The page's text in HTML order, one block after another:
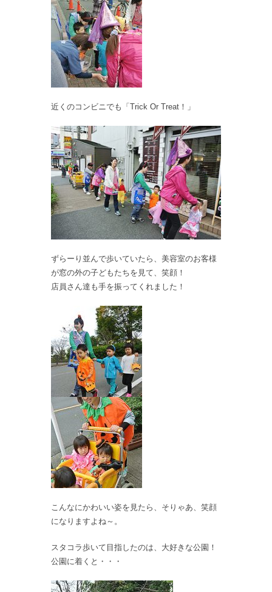
近くのコンビニでも「Trick Or Treat！」
ずらーり並んで歩いていたら、美容室のお客様
が窓の外の子どもたちを見て、笑顔！
店員さん達も手を振ってくれました！
こんなにかわいい姿を見たら、そりゃあ、笑顔
になりますよね～。
スタコラ歩いて目指したのは、大好きな公園！
公園に着くと・・・